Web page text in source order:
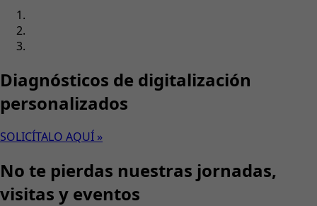
Diagnósticos de digitalización
personalizados
SOLICÍTALO AQUÍ »
No te pierdas nuestras jornadas,
visitas y eventos